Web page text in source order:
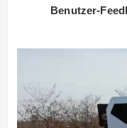
Benutzer-